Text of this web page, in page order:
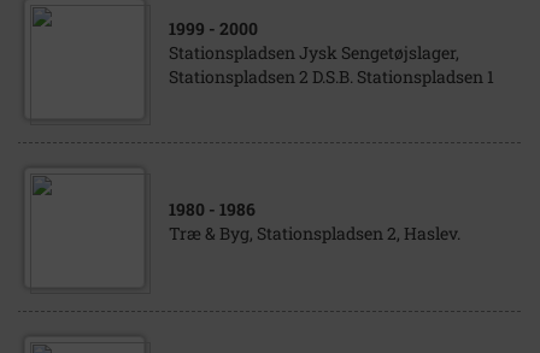
1999 - 2000
Stationspladsen Jysk Sengetøjslager,
Stationspladsen 2 D.S.B. Stationspladsen 1
1980 - 1986
Træ & Byg, Stationspladsen 2, Haslev.